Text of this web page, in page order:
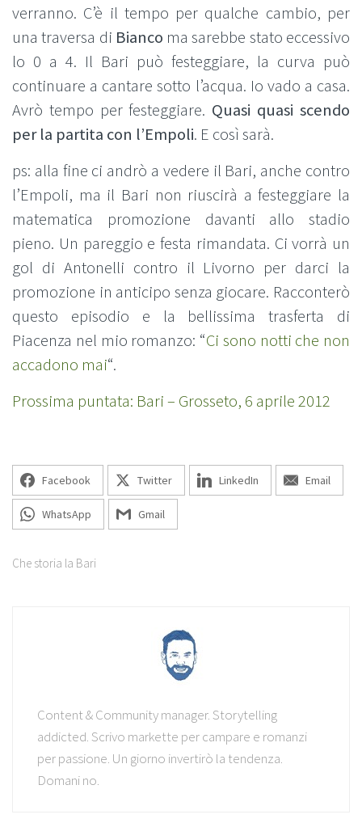
verranno. C’è il tempo per qualche cambio, per
una traversa di Bianco ma sarebbe stato eccessivo
lo 0 a 4. Il Bari può festeggiare, la curva può
continuare a cantare sotto l’acqua. Io vado a casa.
Avrò tempo per festeggiare. Quasi quasi scendo
per la partita con l’Empoli. E così sarà.
ps: alla fine ci andrò a vedere il Bari, anche contro
l’Empoli, ma il Bari non riuscirà a festeggiare la
matematica promozione davanti allo stadio
pieno. Un pareggio e festa rimandata. Ci vorrà un
gol di Antonelli contro il Livorno per darci la
promozione in anticipo senza giocare. Racconterò
questo episodio e la bellissima trasferta di
Piacenza nel mio romanzo: “Ci sono notti che non
accadono mai“.
Prossima puntata: Bari – Grosseto, 6 aprile 2012
Facebook Twitter LinkedIn Email
WhatsApp Gmail
Che storia la Bari
Content & Community manager. Storytelling
addicted. Scrivo markette per campare e romanzi
per passione. Un giorno invertirò la tendenza.
Domani no.